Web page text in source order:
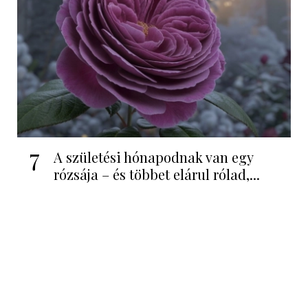
7
A születési hónapodnak van egy
rózsája – és többet elárul rólad,...